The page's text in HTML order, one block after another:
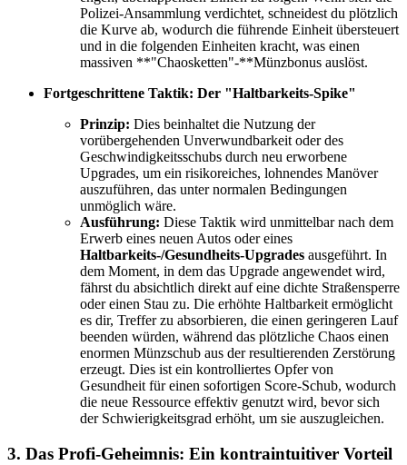
Polizei-Ansammlung verdichtet, schneidest du plötzlich
die Kurve ab, wodurch die führende Einheit übersteuert
und in die folgenden Einheiten kracht, was einen
massiven **"Chaosketten"-**Münzbonus auslöst.
Fortgeschrittene Taktik: Der "Haltbarkeits-Spike"
Prinzip: Dies beinhaltet die Nutzung der
vorübergehenden Unverwundbarkeit oder des
Geschwindigkeitsschubs durch neu erworbene
Upgrades, um ein risikoreiches, lohnendes Manöver
auszuführen, das unter normalen Bedingungen
unmöglich wäre.
Ausführung: Diese Taktik wird unmittelbar nach dem
Erwerb eines neuen Autos oder eines
Haltbarkeits-/Gesundheits-Upgrades ausgeführt. In
dem Moment, in dem das Upgrade angewendet wird,
fährst du absichtlich direkt auf eine dichte Straßensperre
oder einen Stau zu. Die erhöhte Haltbarkeit ermöglicht
es dir, Treffer zu absorbieren, die einen geringeren Lauf
beenden würden, während das plötzliche Chaos einen
enormen Münzschub aus der resultierenden Zerstörung
erzeugt. Dies ist ein kontrolliertes Opfer von
Gesundheit für einen sofortigen Score-Schub, wodurch
die neue Ressource effektiv genutzt wird, bevor sich
der Schwierigkeitsgrad erhöht, um sie auszugleichen.
3. Das Profi-Geheimnis: Ein kontraintuitiver Vorteil